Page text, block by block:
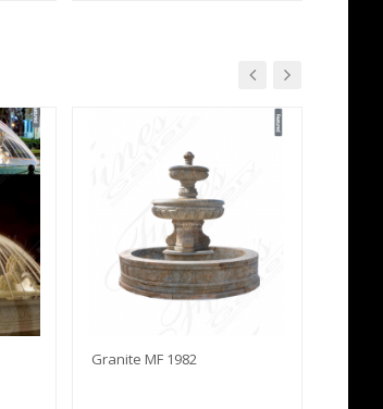
Granite MF 1982